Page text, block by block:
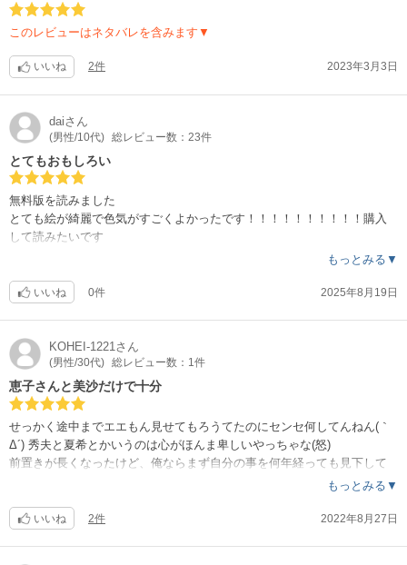
このレビューはネタバレを含みます▼
いいね 2件 2023年3月3日
daiさん
(男性/10代) 総レビュー数：23件
とてもおもしろい
無料版を読みました
とても絵が綺麗で色気がすごくよかったです！！！！！！！！！！購入
して読みたいです
もっとみる▼
いいね 0件 2025年8月19日
KOHEI-1221さん
(男性/30代) 総レビュー数：1件
恵子さんと美沙だけで十分
せっかく途中までエエもん見せてもろうてたのにセンセ何してんねん(｀
Δ´) 秀夫と夏希とかいうのは心がほんま卑しいやっちゃな(怒)
前置きが長くなったけど、俺ならまず自分の事を何年経っても見下して
コケにする奴らの元には姿を見せないね。まして婚約者紹介したいから
や。あと、夏希みたいに自分を袖にしただけで飽き足らずいちいち絡ん
もっとみる▼
いいね 2件 2022年8月27日